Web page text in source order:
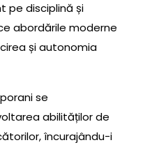
pe disciplină și
abordările moderne
și autonomia
se
abilităților de
încurajându-i